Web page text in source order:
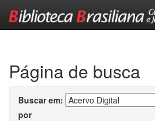
Página de busca
Buscar em:
por